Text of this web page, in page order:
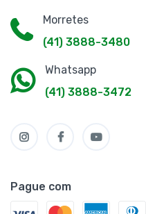
Morretes
(41) 3888-3480
Whatsapp
(41) 3888-3472
Pague com